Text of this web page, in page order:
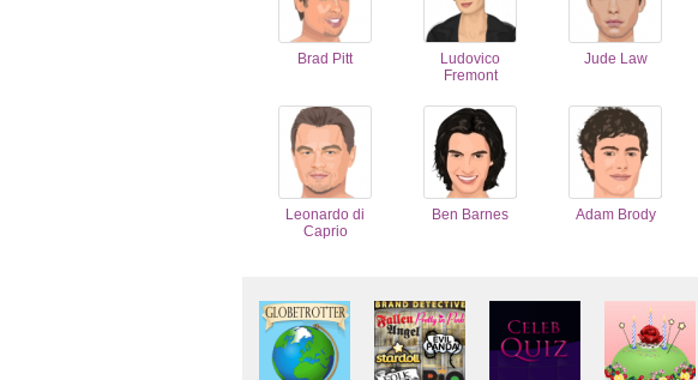
Brad Pitt
Ludovico
Fremont
Jude Law
Leonardo di
Caprio
Ben Barnes Adam Brody